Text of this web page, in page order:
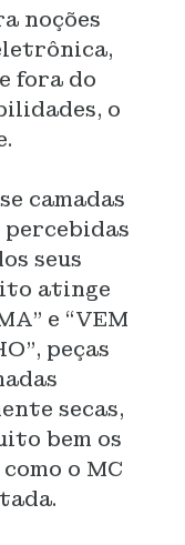
noções
fora do
o
camadas
percebidas
seus
atinge
e “VEM
peças
secas,
bem os
o MC